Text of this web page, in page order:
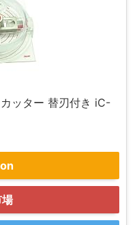
ッター 替刃付き iC-